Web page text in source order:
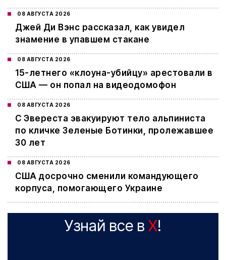
08 АВГУСТА 2026
Джей Ди Вэнс рассказал, как увидел
знамение в упавшем стакане
08 АВГУСТА 2026
15-летнего «клоуна-убийцу» арестовали в
США — он попал на видеодомофон
08 АВГУСТА 2026
С Эвереста эвакуируют тело альпиниста
по кличке Зеленые Ботинки, пролежавшее
30 лет
08 АВГУСТА 2026
США досрочно сменили командующего
корпуса, помогающего Украине
Узнай все в X!